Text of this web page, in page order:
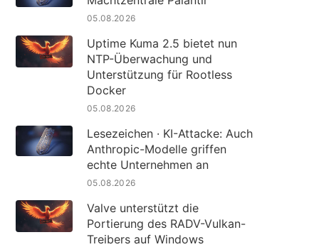
05.08.2026
Uptime Kuma 2.5 bietet nun
NTP-Überwachung und
Unterstützung für Rootless
Docker
05.08.2026
Lesezeichen · KI-Attacke: Auch
Anthropic-Modelle griffen
echte Unternehmen an
05.08.2026
Valve unterstützt die
Portierung des RADV-Vulkan-
Treibers auf Windows